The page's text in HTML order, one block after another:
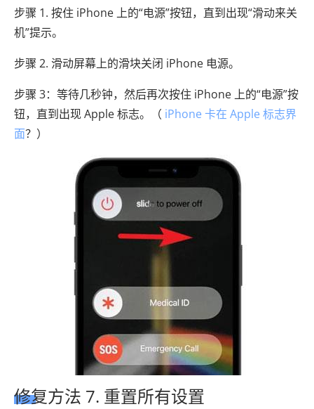
步骤 1. 按住 iPhone 上的“电源”按钮，直到出现“滑动来关
机”提示。
步骤 2. 滑动屏幕上的滑块关闭 iPhone 电源。
步骤 3：等待几秒钟，然后再次按住 iPhone 上的“电源”按
钮，直到出现 Apple 标志。（ iPhone 卡在 Apple 标志界
面？）
修复方法 7. 重置所有设置